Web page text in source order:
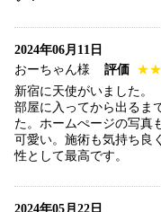
2024年06月11日
おーちゃん様
評価
新宿に天使がいました。
部屋に入ってから出るま
た。ホームぺージの写真
可愛い。施術も気持ち良
性として最高です。
2024年05月22日